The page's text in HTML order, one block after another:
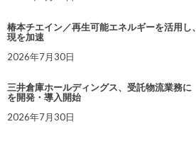
椿本チエイン／再生可能エネルギーを活用
現を加速
2026年7月30日
三井倉庫ホールディングス、受託物流業務に
を開発・導入開始
2026年7月30日